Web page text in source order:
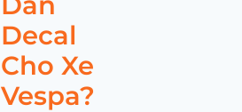
Decal
Cho Xe
Vespa?